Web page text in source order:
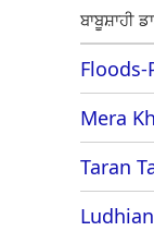
ਬਾਬੂਸ਼ਾਹੀ
Floods-
Mera
Taran